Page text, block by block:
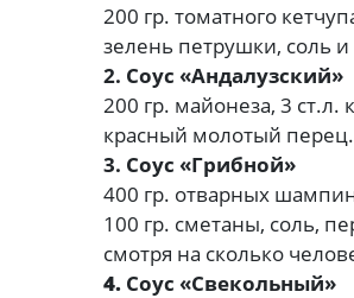
200 гр. томатного
зелень петрушки, соль
2. Соус «Андалузский»
200 гр. майонеза, 3 ст.л.
красный молотый перец.
3. Соус «Грибной»
400 гр. отварных
100 гр. сметаны, соль,
смотря на сколько
4. Соус «Свекольный»